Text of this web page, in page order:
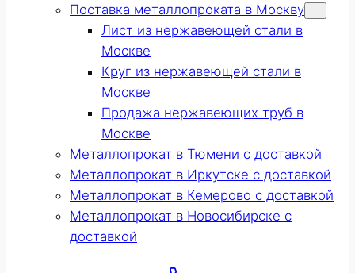
Поставка металлопроката в Москву
Лист из нержавеющей стали в
Москве
Круг из нержавеющей стали в
Москве
Продажа нержавеющих труб в
Москве
Металлопрокат в Тюмени с доставкой
Металлопрокат в Иркутске с доставкой
Металлопрокат в Кемерово с доставкой
Металлопрокат в Новосибирске с
доставкой